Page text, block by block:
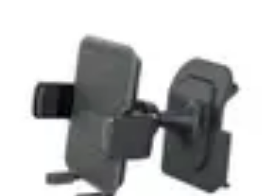
Guía de Compra
Urgencia Alarma